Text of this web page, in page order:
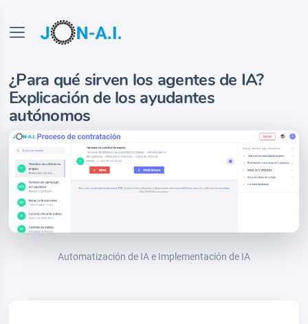
¿Para qué sirven los agentes de IA?
Explicación de los ayudantes
autónomos
Automatización de IA e Implementación de IA